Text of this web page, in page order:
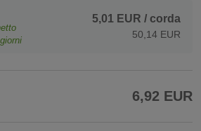
5,01 EUR / corda
50,14 EUR
6,92 EUR